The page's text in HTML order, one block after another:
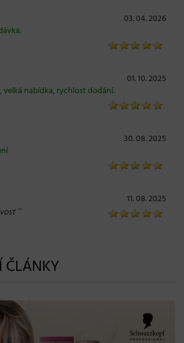
03. 04. 2026
01. 10. 2025
velká nabídka, rychlost dodání.
30. 08. 2025
11. 08. 2025
“
ČLÁNKY